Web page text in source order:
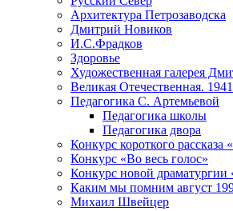
Архитектура Петрозаводска
Дмитрий Новиков
И.С.Фрадков
Здоровье
Художественная галерея
Великая Отечественная.
Педагогика С. Артемьевой
Педагогика школы
Педагогика двора
Конкурс короткого рассказа
Конкурс «Во весь голос»
Конкурс новой драматургии
Каким мы помним август
Михаил Швейцер